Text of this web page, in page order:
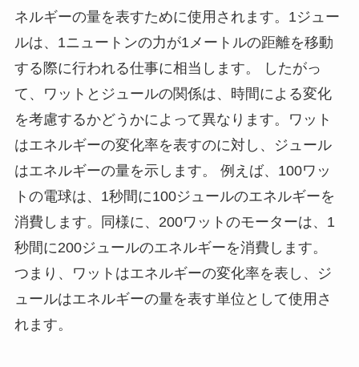
ネルギーの量を表すために使用されます。1ジュー
ルは、1ニュートンの力が1メートルの距離を移動
する際に行われる仕事に相当します。 したがっ
て、ワットとジュールの関係は、時間による変化
を考慮するかどうかによって異なります。ワット
はエネルギーの変化率を表すのに対し、ジュール
はエネルギーの量を示します。 例えば、100ワッ
トの電球は、1秒間に100ジュールのエネルギーを
消費します。同様に、200ワットのモーターは、1
秒間に200ジュールのエネルギーを消費します。
つまり、ワットはエネルギーの変化率を表し、ジ
ュールはエネルギーの量を表す単位として使用さ
れます。